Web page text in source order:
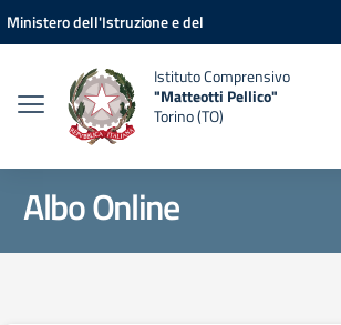
Vai ai contenuti
Vai al menu di navigazione
Vai al footer
Ministero dell'Istruzione e del
Istituto Comprensivo
"Matteotti Pellico"
Torino (TO)
Albo Online